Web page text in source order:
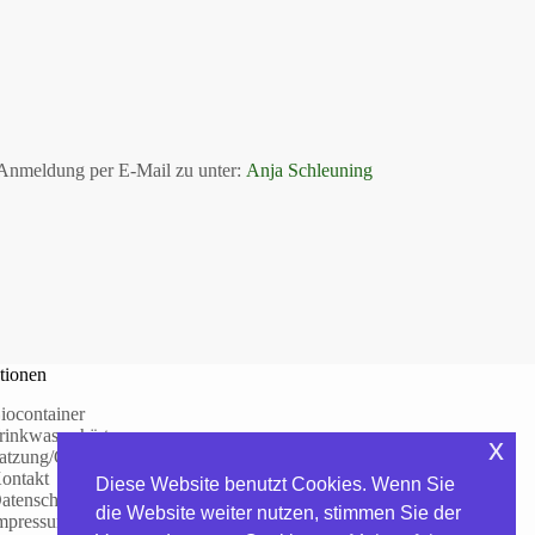
per E-Mail zu unter: Anja Schleuning
Gebühren
Diese Website benutzt Cookies. Wenn Sie
die Website weiter nutzen, stimmen Sie der
x